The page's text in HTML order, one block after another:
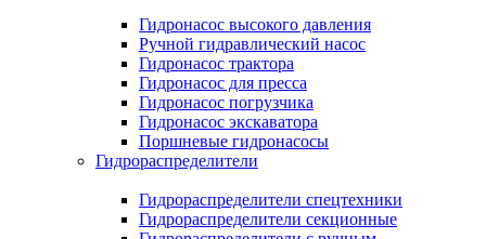
Гидронасос высокого давления
Ручной гидравлический насос
Гидронасос трактора
Гидронасос для пресса
Гидронасос погрузчика
Гидронасос экскаватора
Поршневые гидронасосы
Гидрораспределители
Гидрораспределители спецтехники
Гидрораспределители секционные